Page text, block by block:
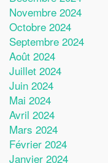
Novembre 2024
Octobre 2024
Septembre 2024
Août 2024
Juillet 2024
Juin 2024
Mai 2024
Avril 2024
Mars 2024
Février 2024
Janvier 2024